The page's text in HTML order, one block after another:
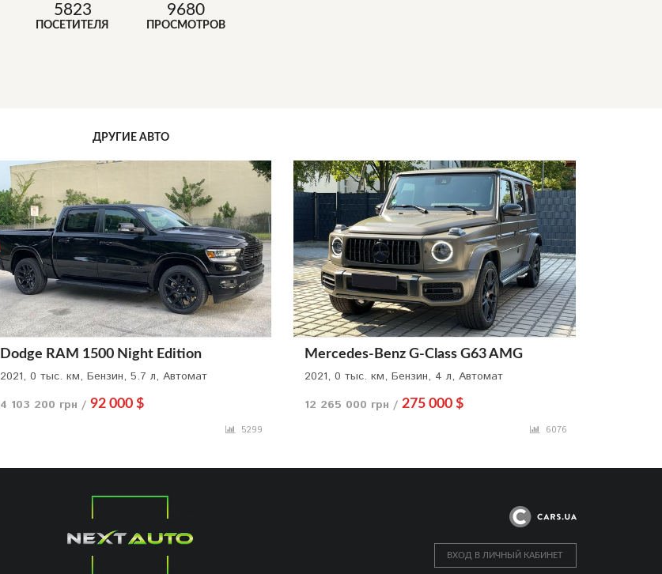
5823
ПОСЕТИТЕЛЯ
9680
ПРОСМОТРОВ
ДРУГИЕ АВТО
Dodge RAM 1500 Night Edition
2021, 0 тыс. км, Бензин, 5.7 л, Автомат
4 103 200 грн /92 000 $
5299
Mercedes-Benz G-Class G63 AMG
2021, 0 тыс. км, Бензин, 4 л, Автомат
12 265 000 грн /275 000 $
6076
ВХОД В ЛИЧНЫЙ КАБИНЕТ